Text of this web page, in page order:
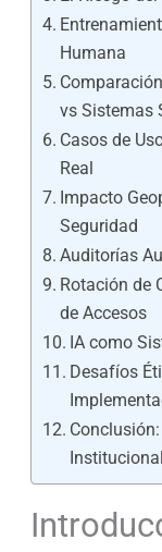
Humana
vs Sistemas
Casos de
Real
Impacto
Seguridad
Auditorías
Rotación de
de Accesos
IA como
Desafíos